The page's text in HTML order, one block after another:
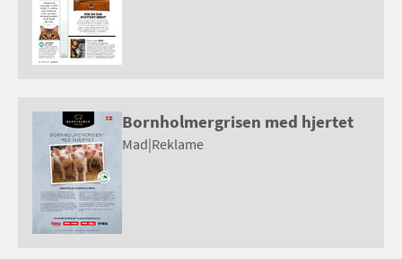
Bornholmergrisen med hjertet
Mad|Reklame